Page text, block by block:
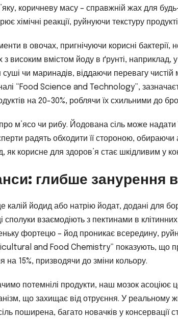
коричневу масу – справжній жах для
хімічні реакції, руйнуючи текстуру
в овочах, пригнічуючи корисні бактерії,
з високим вмістом йоду в ґрунті,
чи маринадів, віддаючи перевагу чистій
“Food Science and Technology”,
на 20-30%, роблячи їх схильними до
м’ясо чи рибу. Йодована сіль може
радять обходити її стороною, обираючи
корисне для здоров’я стає шкідливим у
глибше занурення в
калій йодид або натрію йодат, додані для
взаємодіють з пектинами в клітинних
фортецю – йод проникає всередину,
and Food Chemistry” показують, що
15%, призводячи до зміни кольору.
потемнілі продукти, наш мозок асоціює
що захищає від отруєння. У реальному
поширена, багато новачків у консервації